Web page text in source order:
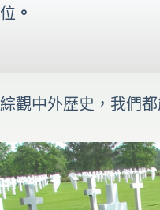
位 。
綜觀中外歷史，我們